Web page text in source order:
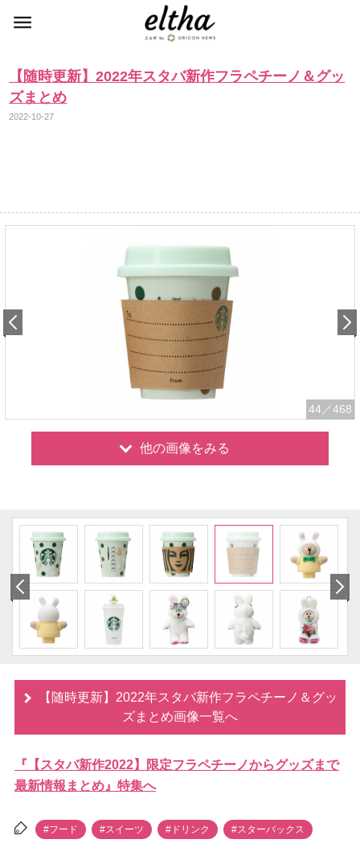
【随時更新】2022年スタバ新作フラペチーノ＆グッ
ズまとめ
2022-10-27
44 ／468
他の画像をみる
【随時更新】2022年スタバ新作フラペチーノ＆グッ
ズまとめ画像一覧へ
『【スタバ新作2022】限定フラペチーノからグッズまで
最新情報まとめ』特集へ
#フード #スイーツ #ドリンク #スターバックス